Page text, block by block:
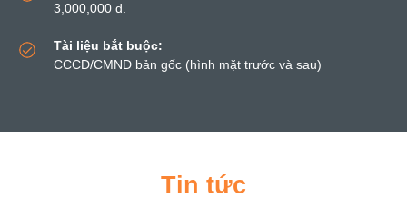
3,000,000 đ.
Tài liệu bắt buộc:
CCCD/CMND bản gốc (hình mặt trước và sau)
Tin tức